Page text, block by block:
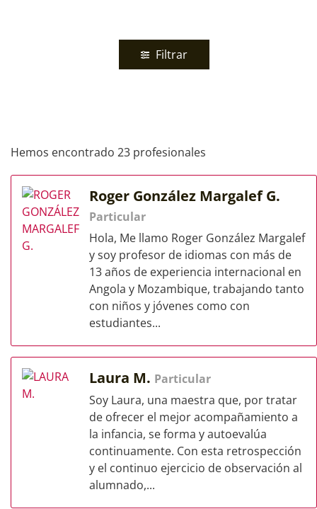
Filtrar
Hemos encontrado 23 profesionales
Roger González Margalef G.
Particular
Hola, Me llamo Roger González Margalef
y soy profesor de idiomas con más de
13 años de experiencia internacional en
Angola y Mozambique, trabajando tanto
con niños y jóvenes como con
estudiantes...
Laura M. Particular
Soy Laura, una maestra que, por tratar
de ofrecer el mejor acompañamiento a
la infancia, se forma y autoevalúa
continuamente. Con esta retrospección
y el continuo ejercicio de observación al
alumnado,...